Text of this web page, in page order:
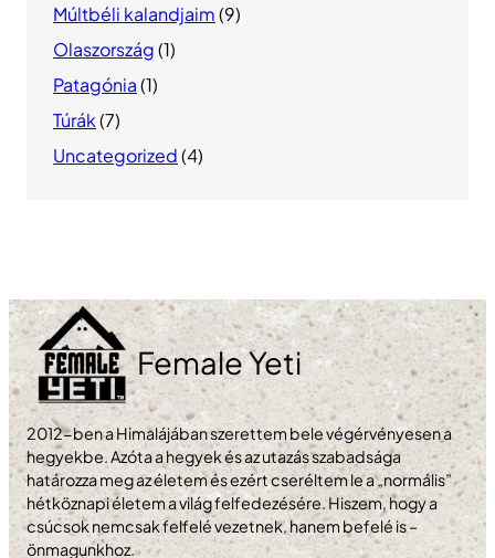
Múltbéli kalandjaim(9)
Olaszország(1)
Patagónia(1)
Túrák(7)
Uncategorized(4)
Female Yeti
2012-ben a Himalájában szerettem bele végérvényesen a
hegyekbe. Azóta a hegyek és az utazás szabadsága
határozza meg az életem és ezért cseréltem le a „normális”
hétköznapi életem a világ felfedezésére. Hiszem, hogy a
csúcsok nemcsak felfelé vezetnek, hanem befelé is –
önmagunkhoz.